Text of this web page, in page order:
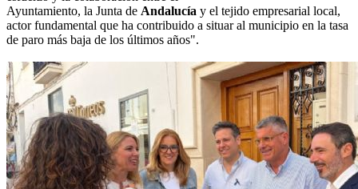
Ayuntamiento, la Junta de Andalucía y el tejido empresarial local,
actor fundamental que ha contribuido a situar al municipio en la tasa
de paro más baja de los últimos años".